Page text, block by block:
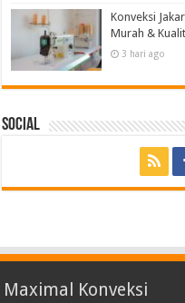
Konveksi
Murah &
3 hari ago
Social
Maximal Konveksi